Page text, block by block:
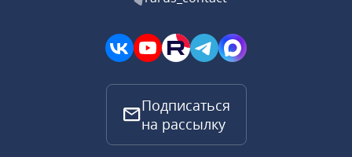
Подписаться
на рассылку